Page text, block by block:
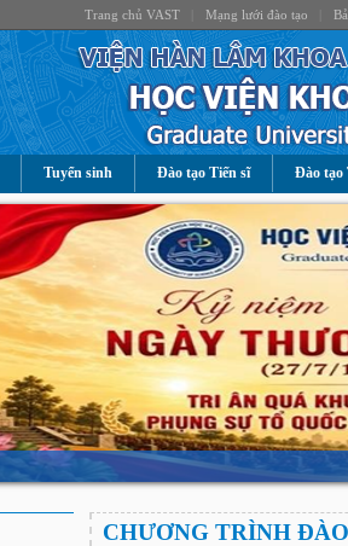
Trang chủ VAST Mạng lưới đào tạo
Tuyển sinh Đào tạo Tiến sĩ Đào tạo
CHƯƠNG TRÌNH